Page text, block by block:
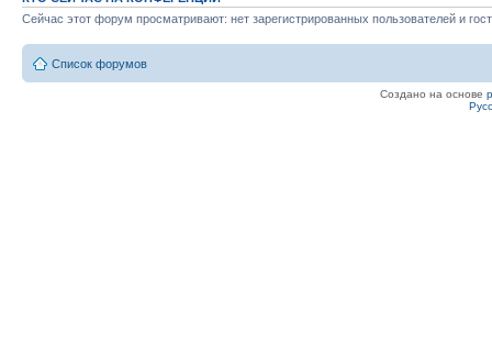
Сейчас этот форум просматривают: нет зарегистрированных пользователей и
Список форумов
Создано на основе